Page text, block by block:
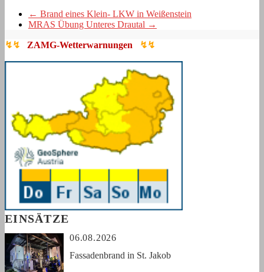
← Brand eines Klein- LKW in Weißenstein
MRAS Übung Unteres Drautal →
↯↯ ZAMG-Wetterwarnungen ↯↯
EINSÄTZE
06.08.2026
Fassadenbrand in St. Jakob